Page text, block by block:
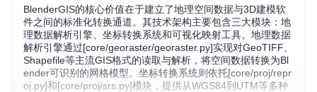
BlenderGIS的核心价值在于建立了地理空间数据与3D建模软
件之间的标准化转换通道。其技术架构主要包含三大模块：地
理数据解析引擎、坐标转换系统和可视化映射工具。地理数据
解析引擎通过[core/georaster/georaster.py]实现对GeoTIFF、
Shapefile等主流GIS格式的读取与解析，将空间数据转换为Bl
ender可识别的网格模型。坐标转换系统则依托[core/proj/repr
oj.py]和[core/proj/srs.py]模块，提供从WGS84到UTM等多种